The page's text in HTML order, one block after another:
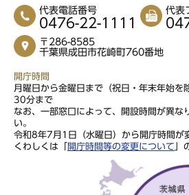
代表電話番号
0476-22-1111
代表
〒286-8585
千葉県成田市花崎町760番地
開庁時間
月曜日から金曜日まで（祝日・年末年始
30分まで
なお、一部窓口によって、開設時間が異な
い。
令和8年7月1日（水曜日）から開庁時間が
くわしくは「
開庁時間等の変更について 」